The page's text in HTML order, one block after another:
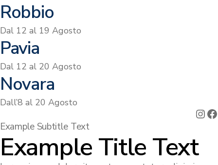
Robbio
Dal 12 al 19 Agosto
Pavia
Dal 12 al 20 Agosto
Novara
Dall’8 al 20 Agosto
Example Subtitle Text
Example Title Text